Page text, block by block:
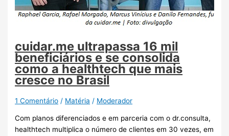
cuidar.me ultrapassa 16 mil
beneficiários e se consolida
como a healthtech que mais
cresce no Brasil
1 Comentário / Matéria / Moderador
Com planos diferenciados e em parceria com o dr.consulta,
healthtech multiplica o número de clientes em 30 vezes, em